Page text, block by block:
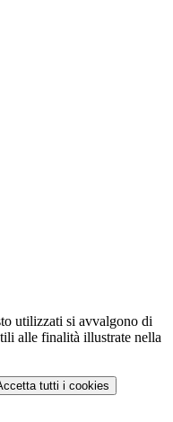
utilizzati si avvalgono di
alle finalità illustrate nella
tutti i cookies